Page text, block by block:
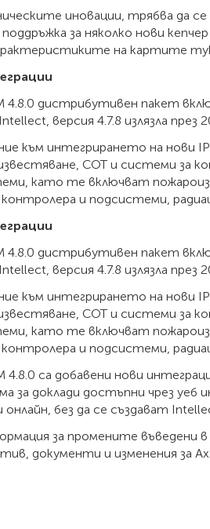
иновации, трябва да
за няколко нови
на картите
4.8.0 дистрибутивен пакет
версия 4.7.8 излязла
към интегрирането на нови
СОТ и системи за
като те включват
контролера и подсистеми,
4.8.0 дистрибутивен пакет
версия 4.7.8 излязла
към интегрирането на нови
СОТ и системи за
като те включват
контролера и подсистеми,
4.8.0 са добавени нови
за доклади достъпни чрез уеб
без да се създават
за промените въведени
документи и изменения за